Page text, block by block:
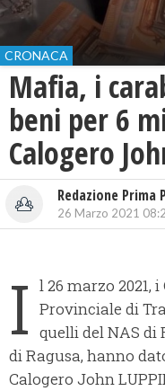
CRONACA
Mafia, i
beni per 6
Calogero
Redazione Prima
26 Marzo 2021
I l 26 marzo 2021,
Provinciale di
quelli del NAS di
di Ragusa, hanno
Calogero John